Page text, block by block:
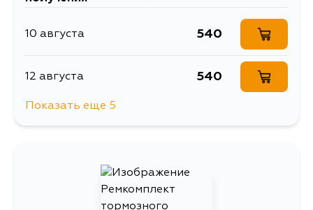
10 августа 540
12 августа 540
Показать еще 5